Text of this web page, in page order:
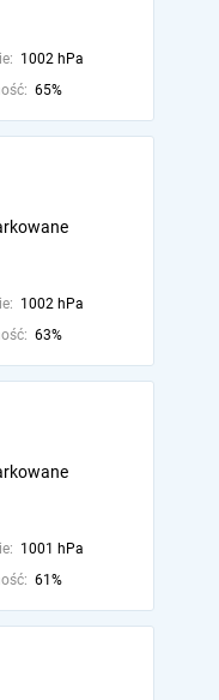
1002 hPa
65%
1002 hPa
63%
1001 hPa
61%